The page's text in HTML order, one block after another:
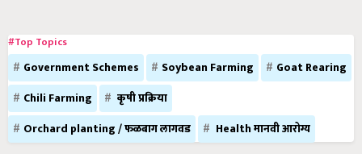
#Top Topics
Government Schemes Soybean Farming
Goat Rearing
Chili Farming
कृषी प्रक्रिया
Orchard planting / फळबाग लागवड
Health मानवी आरोग्य